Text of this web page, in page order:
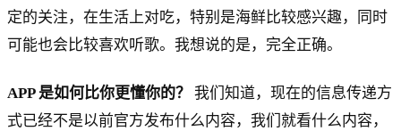
定的关注，在生活上对吃，特别是海鲜比较感兴趣，同时
可能也会比较喜欢听歌。我想说的是，完全正确。
APP 是如何比你更懂你的？
我们知道，现在的信息传递方
式已经不是以前官方发布什么内容，我们就看什么内容，